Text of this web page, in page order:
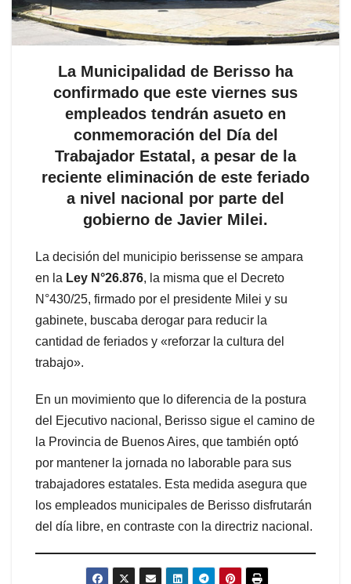
La Municipalidad de Berisso ha
confirmado que este viernes sus
empleados tendrán asueto en
conmemoración del Día del
Trabajador Estatal, a pesar de la
reciente eliminación de este feriado
a nivel nacional por parte del
gobierno de Javier Milei.
La decisión del municipio berissense se ampara
en la Ley N°26.876, la misma que el Decreto
N°430/25, firmado por el presidente Milei y su
gabinete, buscaba derogar para reducir la
cantidad de feriados y «reforzar la cultura del
trabajo».
En un movimiento que lo diferencia de la postura
del Ejecutivo nacional, Berisso sigue el camino de
la Provincia de Buenos Aires, que también optó
por mantener la jornada no laborable para sus
trabajadores estatales. Esta medida asegura que
los empleados municipales de Berisso disfrutarán
del día libre, en contraste con la directriz nacional.